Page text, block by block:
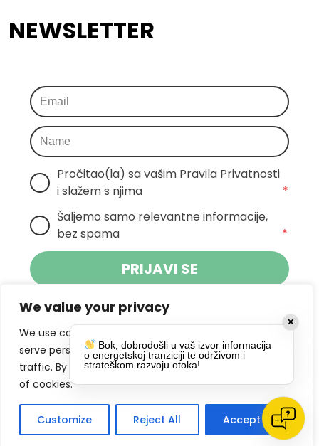
We value your privacy
We use cookies to enhance your browsing experience,
serve personalized ads or content, and analyze our
traffic. By clicking "Accept All", you consent to our use
of cookies.
Customize Reject All Accept All
NEWSLETTER
Pročitao(la) sa vašim Pravila Privatnosti
i slažem s njima
*
Šaljemo samo relevantne informacije,
bez spama
*
PRIJAVI SE
Klikom na gumb dajete suglasnost za
primanje novosti Pokreta Otoka te se
slažete spolitikom privatnosti.
DRUŠTVENE MREŽE
✕
Bok, dobrodošli u vaš izvor informacija
o energetskoj tranziciji te održivom i
strateškom razvoju otoka!